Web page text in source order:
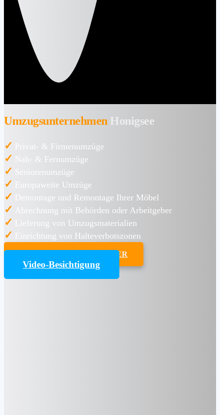
Umzugsunternehmen Honigsee
✓ Privat- & Firmenumzüge
✓ Nah- & Fernumzüge
✓ Seniorenumzüge
✓ Europaweite Umzüge
✓ Demontage und Remontage Ihrer Möbel
✓ Abrechnung mit Behörden oder Arbeitgeber
✓ Lieferung von Umzugsmaterialien
✓ Einrichtung von Halteverbotszonen
UMZUGSKOSTENRECHNER
Video-Besichtigung